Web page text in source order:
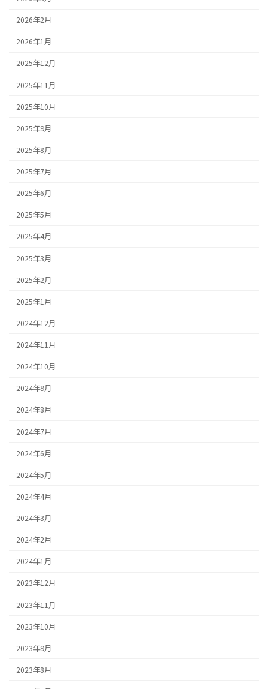
2026年2月
2026年1月
2025年12月
2025年11月
2025年10月
2025年9月
2025年8月
2025年7月
2025年6月
2025年5月
2025年4月
2025年3月
2025年2月
2025年1月
2024年12月
2024年11月
2024年10月
2024年9月
2024年8月
2024年7月
2024年6月
2024年5月
2024年4月
2024年3月
2024年2月
2024年1月
2023年12月
2023年11月
2023年10月
2023年9月
2023年8月